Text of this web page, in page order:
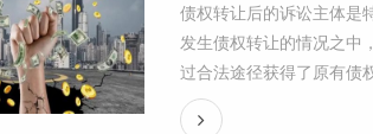
债权转让后的诉讼主体是
发生债权转让的情况之中
过合法途径获得了原有债